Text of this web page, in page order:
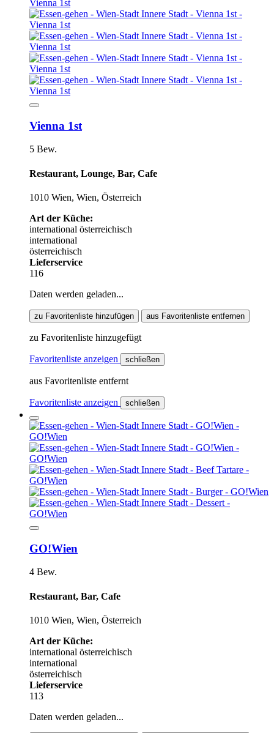
Vienna 1st
5 Bew.
Restaurant, Lounge, Bar, Cafe
1010 Wien, Wien, Österreich
Art der Küche:
international österreichisch
international
österreichisch
Lieferservice
116
Daten werden geladen...
zu Favoritenliste hinzufügen aus Favoritenliste entfernen
zu Favoritenliste hinzugefügt
Favoritenliste anzeigen schließen
aus Favoritenliste entfernt
Favoritenliste anzeigen schließen
GO!Wien
4 Bew.
Restaurant, Bar, Cafe
1010 Wien, Wien, Österreich
Art der Küche:
international österreichisch
international
österreichisch
Lieferservice
113
Daten werden geladen...